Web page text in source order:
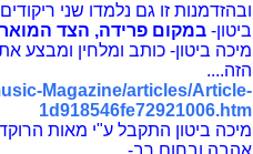
ובהזדמנות זו גם נלמדו שני
ביטון-במקום פרידה, הצד
מיכה ביטון- כותב ומלחין ומבצע
הזה....
Magazine/articles/Article-
1d918546fe72921006.htm
מיכה ביטון התקבל ע"י מאות
אהבה ובחום רב-